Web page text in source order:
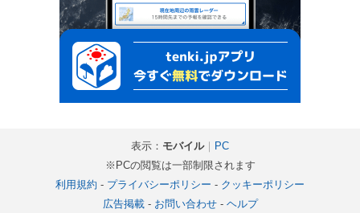
表示： モバイル｜ PC
※PCの閲覧は一部制限されます
利用規約 - プライバシーポリシー - クッキーポリシー
広告掲載- お問い合わせ- ヘルプ